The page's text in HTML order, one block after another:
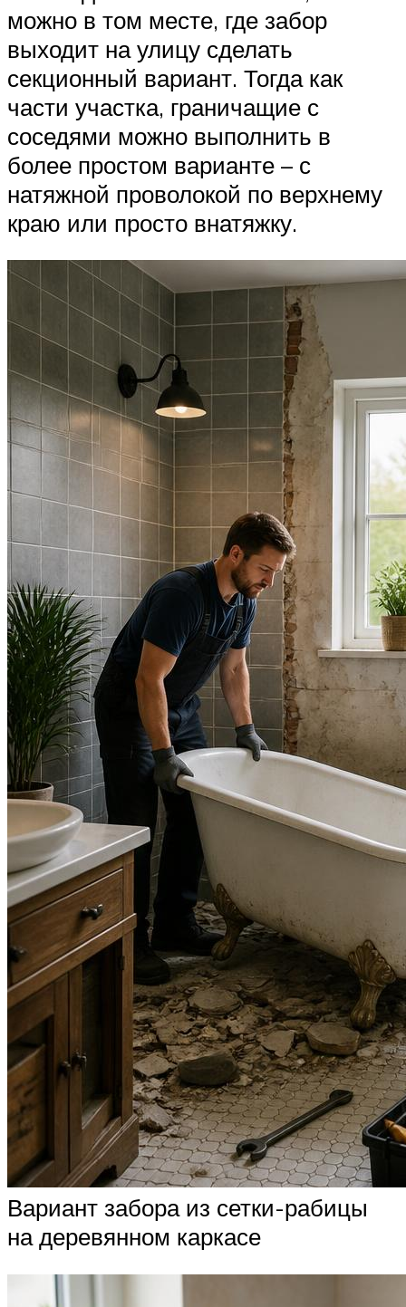
можно в том месте, где забор
выходит на улицу сделать
секционный вариант. Тогда как
части участка, граничащие с
соседями можно выполнить в
более простом варианте – с
натяжной проволокой по верхнему
краю или просто внатяжку.
Вариант забора из сетки-рабицы
на деревянном каркасе